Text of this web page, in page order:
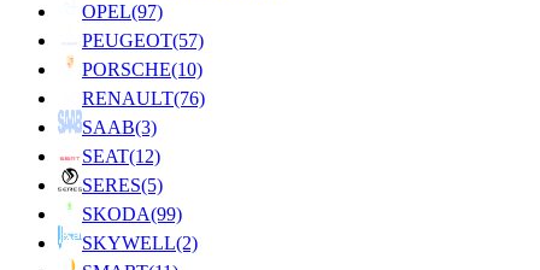
OPEL(97)
PEUGEOT(57)
PORSCHE(10)
RENAULT(76)
SAAB(3)
SEAT(12)
SERES(5)
SKODA(99)
SKYWELL(2)